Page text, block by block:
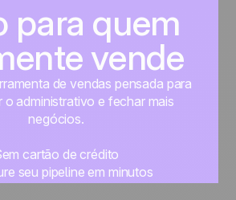
para quem
vende
de vendas pensada para
o administrativo e fechar mais
negócios.
cartão de crédito
seu pipeline em minutos